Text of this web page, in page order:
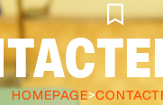
HOMEPAGE>